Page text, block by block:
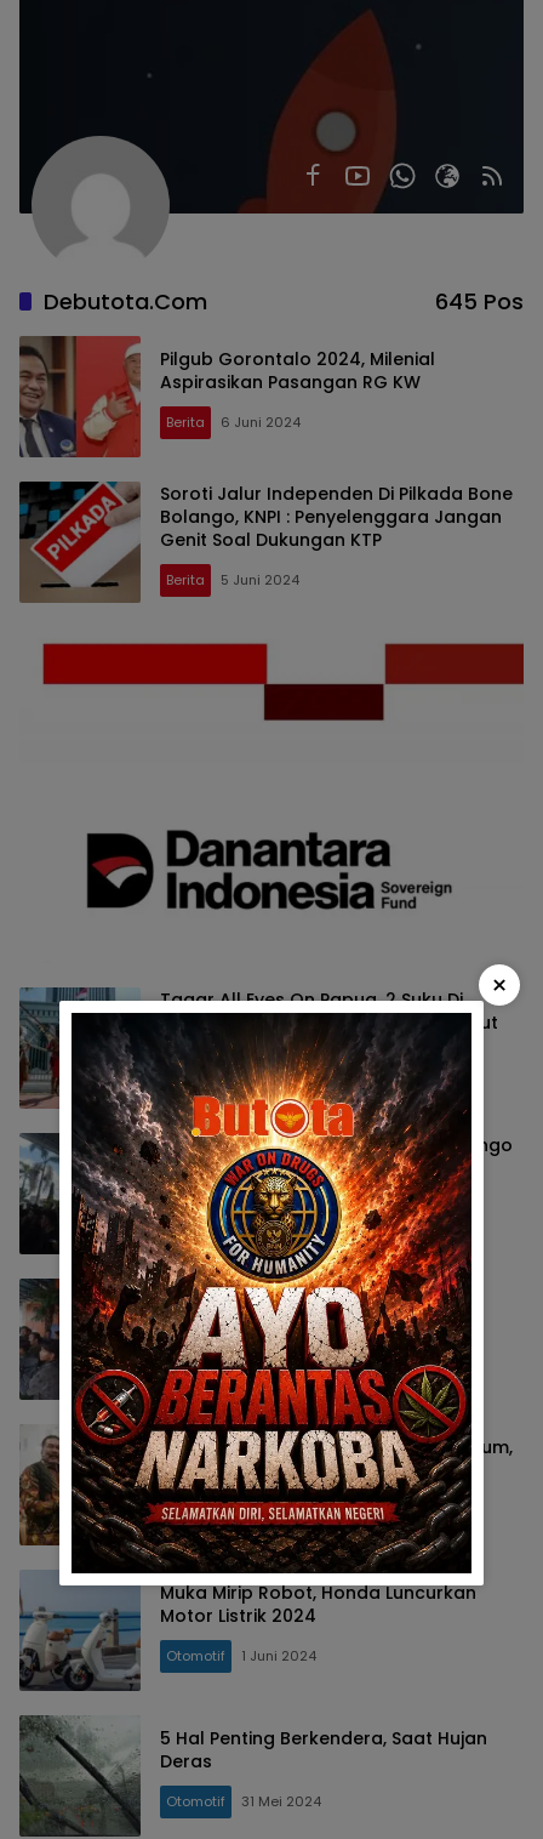
Debutota.com 645 Pos
Pilgub Gorontalo 2024, Milenial
Aspirasikan Pasangan RG KW
Berita 6 Juni 2024
Soroti Jalur Independen Di Pilkada Bone
Bolango, KNPI : Penyelenggara Jangan
Genit Soal Dukungan KTP
Berita 5 Juni 2024
Tagar All Eyes On Papua, 2 Suku Di
Papua Minta Mahkamah Agung Cabut
Izin Perusahaan Sawit
Berita 4 Juni 2024
Dugaan Mafia Tanah Di Waduk Bulango
Ulu, AMMBB Pertanyakan Progres
Penanganan Kejati Gorontalo
Berita 4 Juni 2024
Persoalan Agraria & Mafia Tanah,
AMMBB Seruduk BPN Gorontalo
Berita 4 Juni 2024
Saling Gesek Lembaga Penegak Hukum,
NWCH Nilai Tak Sadar Lewati Fungsi
Berita 1 Juni 2024
Muka Mirip Robot, Honda Luncurkan
Motor Listrik 2024
Otomotif 1 Juni 2024
5 Hal Penting Berkendera, Saat Hujan
Deras
Otomotif 31 Mei 2024
×